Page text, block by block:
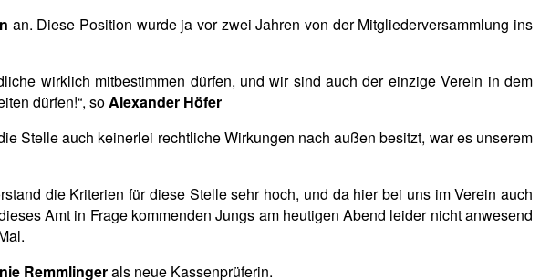
an. Diese Position wurde ja vor zwei Jahren von der Mitgliederversammlung ins
wirklich mitbestimmen dürfen, und wir sind auch der einzige Verein in dem
dürfen!“, soAlexander Höfer
Stelle auch keinerlei rechtliche Wirkungen nach außen besitzt, war es unserem
die Kriterien für diese Stelle sehr hoch, und da hier bei uns im Verein auch
Amt in Frage kommenden Jungs am heutigen Abend leider nicht anwesend
Remmlingerals neue Kassenprüferin.